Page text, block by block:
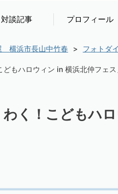
対談記事 プロフィール
横浜市長山中竹春 フォトダ
もハロウィン in 横浜北仲フェ
く！こどもハ